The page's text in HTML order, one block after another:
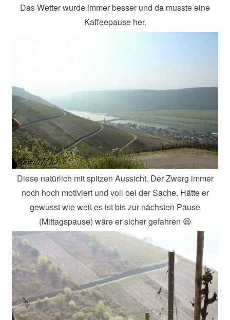
Das Wetter wurde immer besser und da musste eine
Kaffeepause her.
Diese natürlich mit spitzen Aussicht. Der Zwerg immer
noch hoch motiviert und voll bei der Sache. Hätte er
gewusst wie weit es ist bis zur nächsten Pause
(Mittagspause) wäre er sicher gefahren 😆